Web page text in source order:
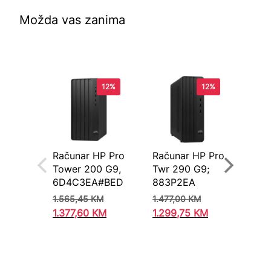
Možda vas zanima
12%
Računar HP Pro
Tower 200 G9,
6D4C3EA#BED
1.565,45KM
1.377,60 KM
12%
Računar HP Pro
Twr 290 G9;
883P2EA
1.477,00KM
1.299,75 KM